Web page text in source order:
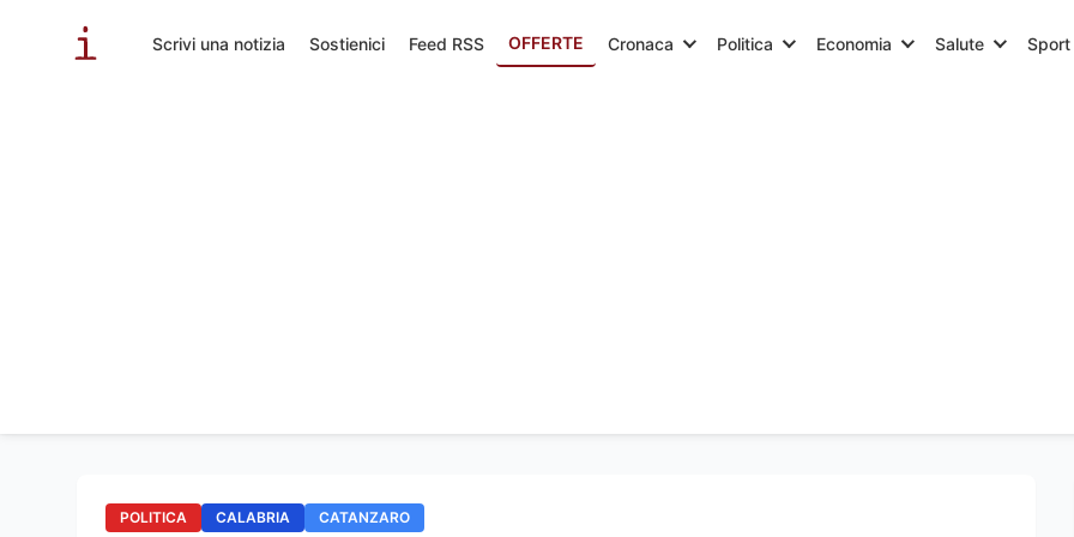
Scrivi una notizia Sostienici Feed RSS OFFERTE Cronaca Politica Economia Salute Sport
POLITICA CALABRIA CATANZARO